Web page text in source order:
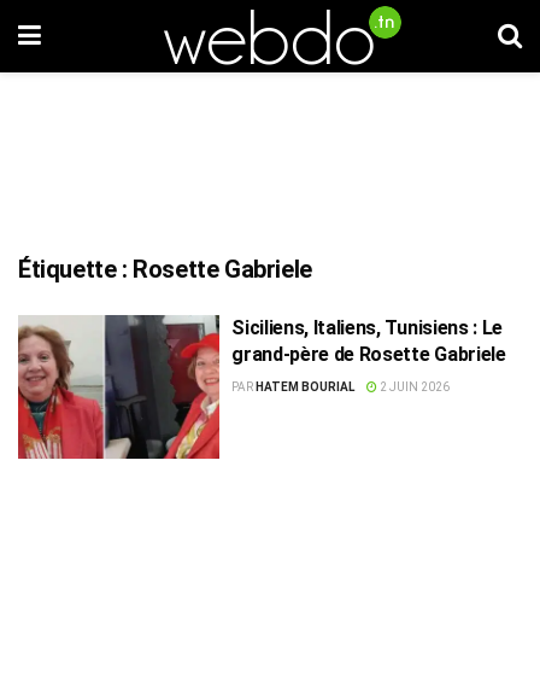
Étiquette : Rosette Gabriele
Siciliens, Italiens, Tunisiens : Le
grand-père de Rosette Gabriele
PAR HATEM BOURIAL 2 JUIN 2026